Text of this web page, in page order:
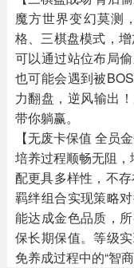
魔方世界变幻莫测
格、三棋盘模式，
可以通过站位布局
也可能会遇到被
力翻盘，逆风输出
带你躺赢。
【无废卡保值 全员
培养过程顺畅无阻，
配更具多样性，不存
羁绊组合实现策略
能达成金色品质，
保长期保值。等级
免养成过程中的“智商